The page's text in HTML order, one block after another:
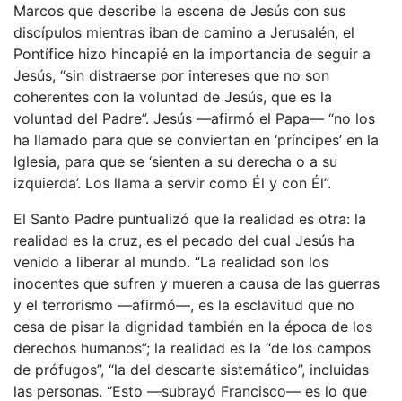
Marcos que describe la escena de Jesús con sus
discípulos mientras iban de camino a Jerusalén, el
Pontífice hizo hincapié en la importancia de seguir a
Jesús, “sin distraerse por intereses que no son
coherentes con la voluntad de Jesús, que es la
voluntad del Padre”. Jesús —afirmó el Papa— “no los
ha llamado para que se conviertan en ‘príncipes’ en la
Iglesia, para que se ‘sienten a su derecha o a su
izquierda’. Los llama a servir como Él y con Él”.
El Santo Padre puntualizó que la realidad es otra: la
realidad es la cruz, es el pecado del cual Jesús ha
venido a liberar al mundo. “La realidad son los
inocentes que sufren y mueren a causa de las guerras
y el terrorismo —afirmó—, es la esclavitud que no
cesa de pisar la dignidad también en la época de los
derechos humanos”; la realidad es la “de los campos
de prófugos”, “la del descarte sistemático”, incluidas
las personas. “Esto —subrayó Francisco— es lo que